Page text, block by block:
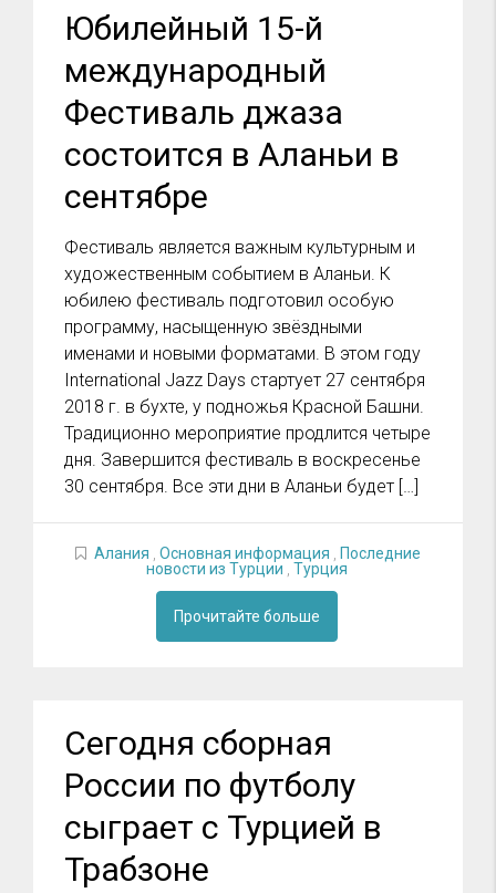
Юбилейный 15-й
международный
Фестиваль джаза
состоится в Аланьи в
сентябре
Фестиваль является важным культурным и
художественным событием в Аланьи. К
юбилею фестиваль подготовил особую
программу, насыщенную звёздными
именами и новыми форматами. В этом году
International Jazz Days стартует 27 сентября
2018 г. в бухте, у подножья Красной Башни.
Традиционно мероприятие продлится четыре
дня. Завершится фестиваль в воскресенье
30 сентября. Все эти дни в Аланьи будет […]
Алания Основная информация
Последние
новости из Турции
Турция
Прочитайте больше
Сегодня сборная
России по футболу
сыграет с Турцией в
Трабзоне